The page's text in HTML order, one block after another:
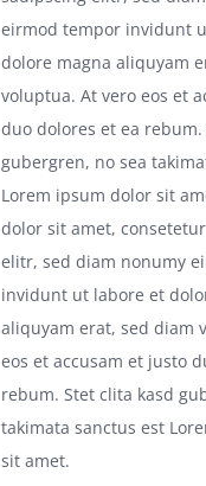
eirmod tempor invidunt
dolore magna aliquyam
voluptua. At vero eos et
duo dolores et ea
gubergren, no sea
Lorem ipsum dolor sit
dolor sit amet,
elitr, sed diam nonumy
invidunt ut labore et
aliquyam erat, sed diam
eos et accusam et justo
rebum. Stet clita kasd
takimata sanctus est
sit amet.